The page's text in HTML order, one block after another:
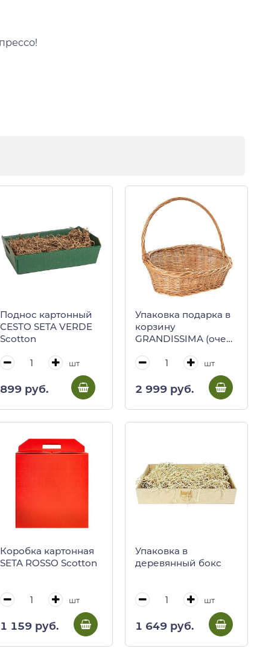
Поднос картонный
CESTO SETA VERDE
Scotton
шт
899 руб.
Упаковка подарка в
корзину
GRANDISSIMA (очень
шт
2 999 руб.
Коробка картонная
SETA ROSSO Scotton
шт
1 159 руб.
Упаковка в
деревянный бокс
шт
1 649 руб.